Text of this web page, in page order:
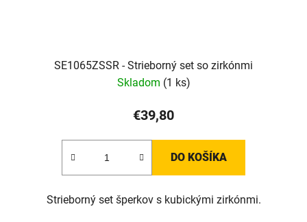
SE1065ZSSR - Strieborný set so zirkónmi
Skladom (1 ks)
€39,80
DO KOŠÍKA
Strieborný set šperkov s kubickými zirkónmi.